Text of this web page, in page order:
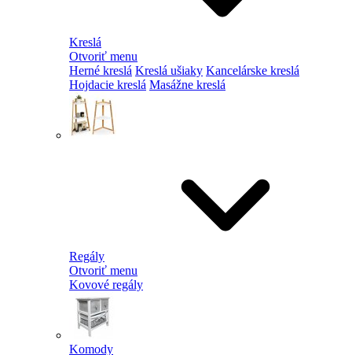
Kreslá
Otvoriť menu
Herné kreslá Kreslá ušiaky Kancelárske kreslá
Hojdacie kreslá Masážne kreslá
Regály
Otvoriť menu
Kovové regály
Komody